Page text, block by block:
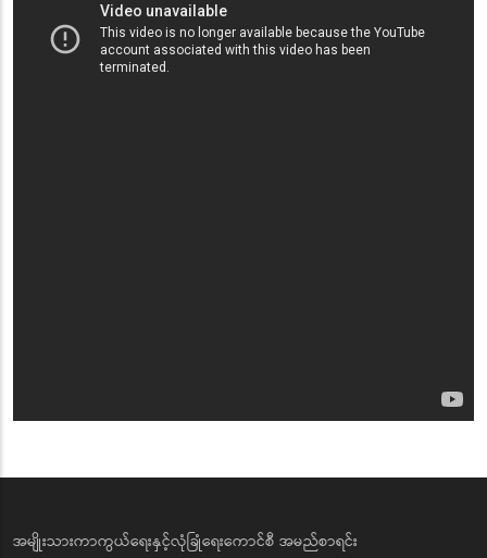
အမျိုးသားကာကွယ်ရေးနှင့်လုံခြုံရေးကောင်စီ အမည်စာရင်း